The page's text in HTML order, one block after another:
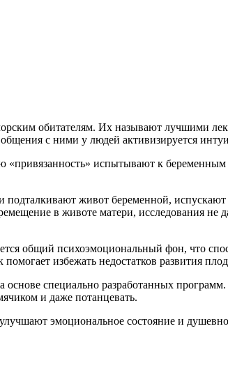
обитателям. Их называют лучшими
с ними у людей активизируется
испытывают к
живот беременной, испускают
в животе матери, исследования не
общий психоэмоциональный фон, что
избежать недостатков развития
специально разработанных
и даже потанцевать.
эмоциональное состояние и